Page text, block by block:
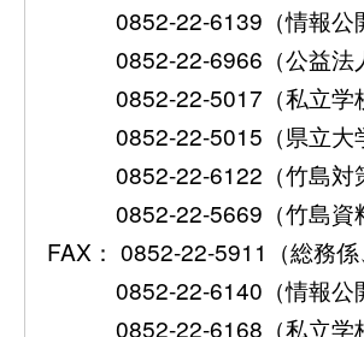
0852-22-6139（情報公開
0852-22-6966（公益法人
0852-22-5017（私立学校
0852-22-5015（県立大学
0852-22-6122（竹島対策
0852-22-5669（竹島資料
FAX： 0852-22-5911（総務
0852-22-6140（情報公
0852-22-6168（私立学